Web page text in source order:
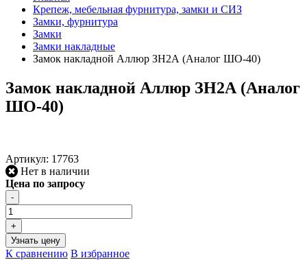
Крепеж, мебельная фурнитура, замки и СИЗ
Замки, фурнитура
Замки
Замки накладные
Замок накладной Аллюр ЗН2А (Аналог ШО-40)
Замок накладной Аллюр ЗН2А (Аналог
ШО-40)
Артикул: 17763
Нет в наличии
Цена по запросу
-
+
Узнать цену
К сравнению В избранное